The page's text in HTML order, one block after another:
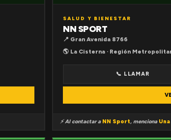
SALUD Y BIENESTAR
NN SPORT
📍 Gran Avenida 8766
🌎 La Cisterna · Región
📞 LLAMAR
⚡ Al contactar a NN Sport, menciona